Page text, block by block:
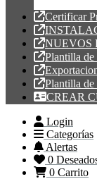
Certificar
NUEVOS
Plantilla
Plantilla
CREAR
Login
Categorías
Alertas
0
0 Carrito